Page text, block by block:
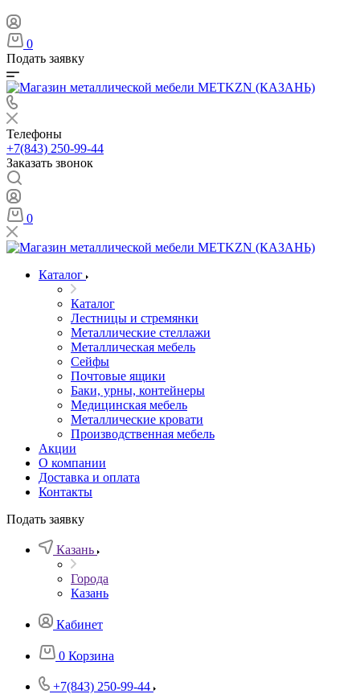
0
Подать заявку
Телефоны
+7(843) 250-99-44
Заказать звонок
0
Каталог
Каталог
Лестницы и стремянки
Металлические стеллажи
Металлическая мебель
Сейфы
Почтовые ящики
Баки, урны, контейнеры
Медицинская мебель
Металлические кровати
Производственная мебель
Акции
О компании
Доставка и оплата
Контакты
Подать заявку
Казань
Города
Казань
Кабинет
0 Корзина
+7(843) 250-99-44